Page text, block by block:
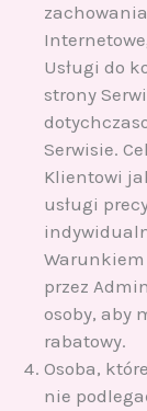
Usługi do
strony
Serwisie.
Klientowi
usługi
przez
osoby, aby
rabatowy.
Osoba,
nie